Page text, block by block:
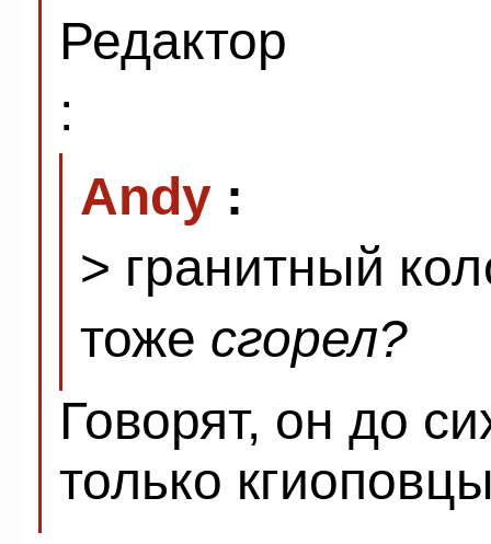
Редактор
:
Andy :
> гранитный
тоже сгорел?
Говорят, он до
только